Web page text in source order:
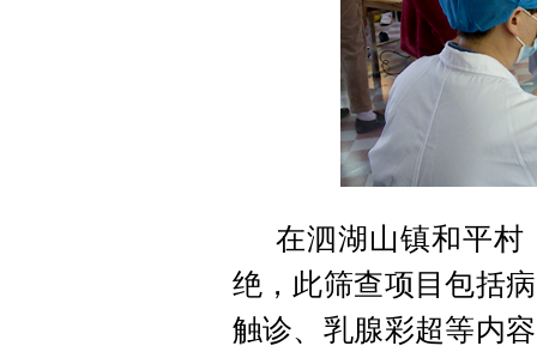
在泗湖山镇和平村
绝，此筛查项目包括
触诊、乳腺彩超等内